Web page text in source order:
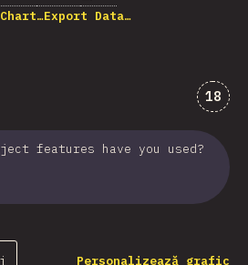
Export Data…
18
features have you used?
Personalizează grafic